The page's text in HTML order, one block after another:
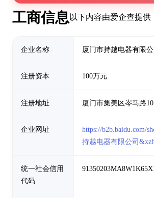
工商信息 以下内容由爱企查提供
企业名称 厦门市持越电器有限公
注册资本 100万元
注册地址 厦门市集美区岑马路
企业网址
https://b2b.baidu.com/
持越电器有限公司
统一社会信用
代码